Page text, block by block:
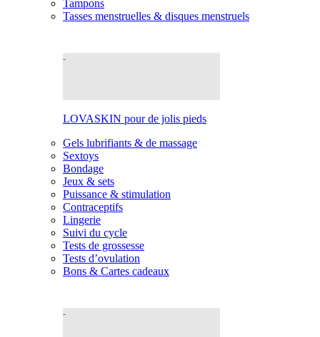
Tampons
Tasses menstruelles & disques menstruels
LOVASKIN pour de jolis pieds
Gels lubrifiants & de massage
Sextoys
Bondage
Jeux & sets
Puissance & stimulation
Contraceptifs
Lingerie
Suivi du cycle
Tests de grossesse
Tests d’ovulation
Bons & Cartes cadeaux